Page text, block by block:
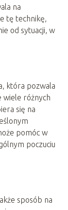
na
tę technikę,
od sytuacji, w
która pozwala
wiele różnych
się na
pomóc w
poczuciu
sposób na